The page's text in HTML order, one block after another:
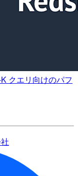
クエリ向けのパフ